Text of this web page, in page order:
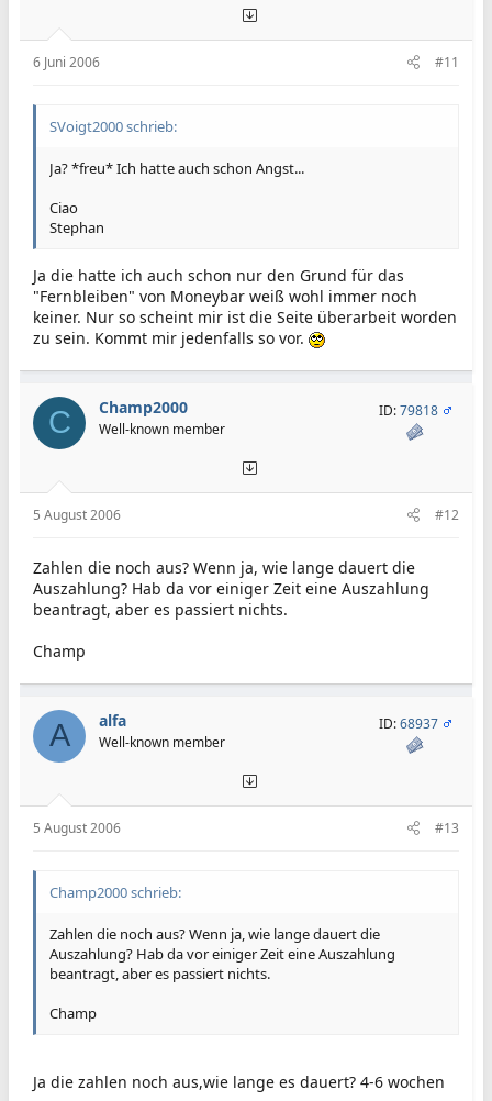
6 Juni 2006 #11
SVoigt2000 schrieb:
Ja? *freu* Ich hatte auch schon Angst...
Ciao
Stephan
Ja die hatte ich auch schon nur den Grund für das
"Fernbleiben" von Moneybar weiß wohl immer noch
keiner. Nur so scheint mir ist die Seite überarbeit worden
zu sein. Kommt mir jedenfalls so vor.
C Champ2000
Well-known member
ID:79818
5 August 2006 #12
Zahlen die noch aus? Wenn ja, wie lange dauert die
Auszahlung? Hab da vor einiger Zeit eine Auszahlung
beantragt, aber es passiert nichts.
Champ
A alfa
Well-known member
ID:68937
5 August 2006 #13
Champ2000 schrieb:
Zahlen die noch aus? Wenn ja, wie lange dauert die
Auszahlung? Hab da vor einiger Zeit eine Auszahlung
beantragt, aber es passiert nichts.
Champ
Ja die zahlen noch aus,wie lange es dauert? 4-6 wochen